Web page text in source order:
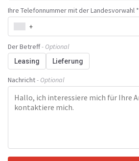
Ihre Telefonnummer mit der Landesvorwahl *
+
Der Betreff- Optional
Leasing Lieferung
Nachricht- Optional